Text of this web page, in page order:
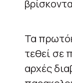
Τα
τεθεί σε
αρχές